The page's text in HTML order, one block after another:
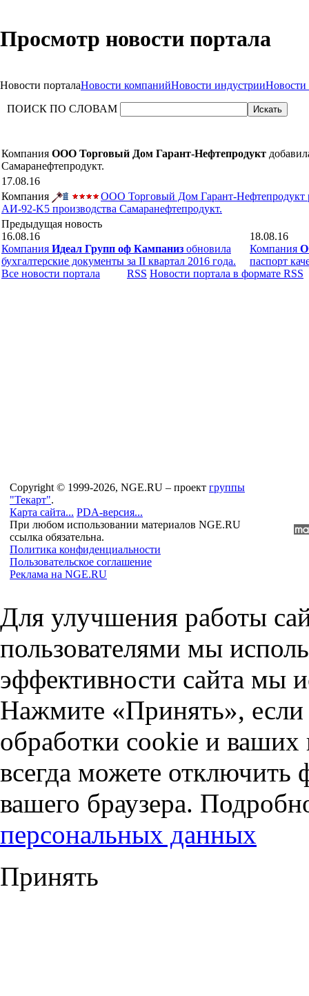
Просмотр новости портала
Новости порталаНовости компанийНовости индустрииНовости
ПОИСК ПО СЛОВАМ
Компания ООО Торговый Дом Гарант-Нефтепродукт
Самаранефтепродукт.
17.08.16
Компания
ООО Торговый Дом Гарант-Нефтепродукт
АИ-92-K5 производства Самаранефтепродукт.
Предыдущая новость
16.08.16
Компания Идеал Групп оф Кампаниз обновила
бухгалтерские документы за II квартал 2016 года.
18.08.16
Компания
паспорт
Все новости портала
RSS Новости портала в формате RSS
Copyright © 1999-2026, NGE.RU – проект группы
"Текарт".
Карта сайта... PDA-версия...
При любом использовании материалов NGE.RU
ссылка обязательна.
Политика конфиденциальности
Пользовательское соглашение
Реклама на NGE.RU
Для улучшения работы
пользователями мы
эффективности сайта мы
Нажмите «Принять», если
обработки cookie и
всегда можете отключить
вашего браузера.
персональных данных
Принять